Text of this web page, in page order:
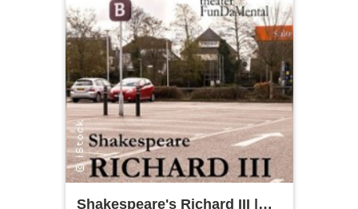
Shakespeare's Richard III |